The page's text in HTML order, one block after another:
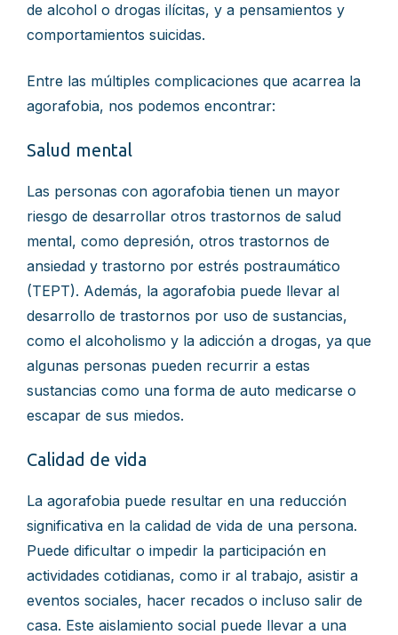
de alcohol o drogas ilícitas, y a pensamientos y
comportamientos suicidas.
Entre las múltiples complicaciones que acarrea la
agorafobia, nos podemos encontrar:
Salud mental
Las personas con agorafobia tienen un mayor
riesgo de desarrollar otros trastornos de salud
mental, como depresión, otros trastornos de
ansiedad y trastorno por estrés postraumático
(TEPT). Además, la agorafobia puede llevar al
desarrollo de trastornos por uso de sustancias,
como el alcoholismo y la adicción a drogas, ya que
algunas personas pueden recurrir a estas
sustancias como una forma de auto medicarse o
escapar de sus miedos.
Calidad de vida
La agorafobia puede resultar en una reducción
significativa en la calidad de vida de una persona.
Puede dificultar o impedir la participación en
actividades cotidianas, como ir al trabajo, asistir a
eventos sociales, hacer recados o incluso salir de
casa. Este aislamiento social puede llevar a una